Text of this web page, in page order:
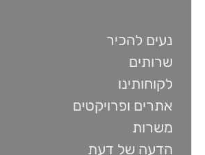
נעים להכיר
שרותים
לקוחותינו
אתרים ופרויקטים
משרות
הדעה של דעת